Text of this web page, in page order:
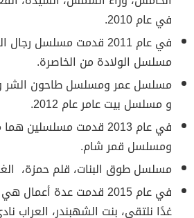
في عام 2010.
في عام 2011 قدمت مسلسل
مسلسل الولادة من الخاصرة.
مسلسل عمر ومسلسل طاحون الشر
و مسلسل بيت عامر عام 2012.
في عام 2013 قدمت
ومسلسل قمر شام.
مسلسل طوق البنات، قلم حمزة، الغربال
في عام 2015 قدمت عدة
غدًا نلتقي، بنت الشهبندر، العراب